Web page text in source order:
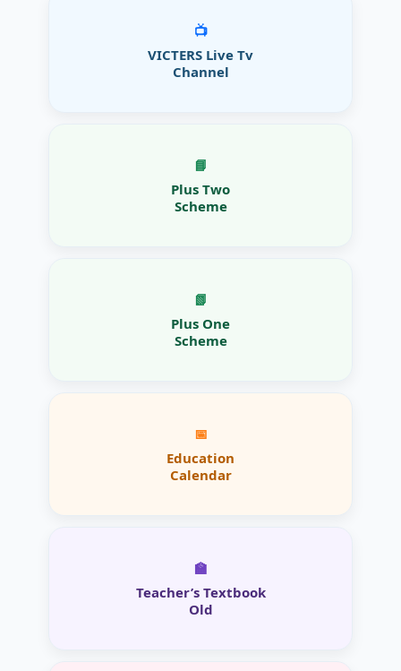
📺
VICTERS Live Tv
Channel
📘
Plus Two
Scheme
📗
Plus One
Scheme
📅
Education
Calendar
🏫
Teacher’s Textbook
Old